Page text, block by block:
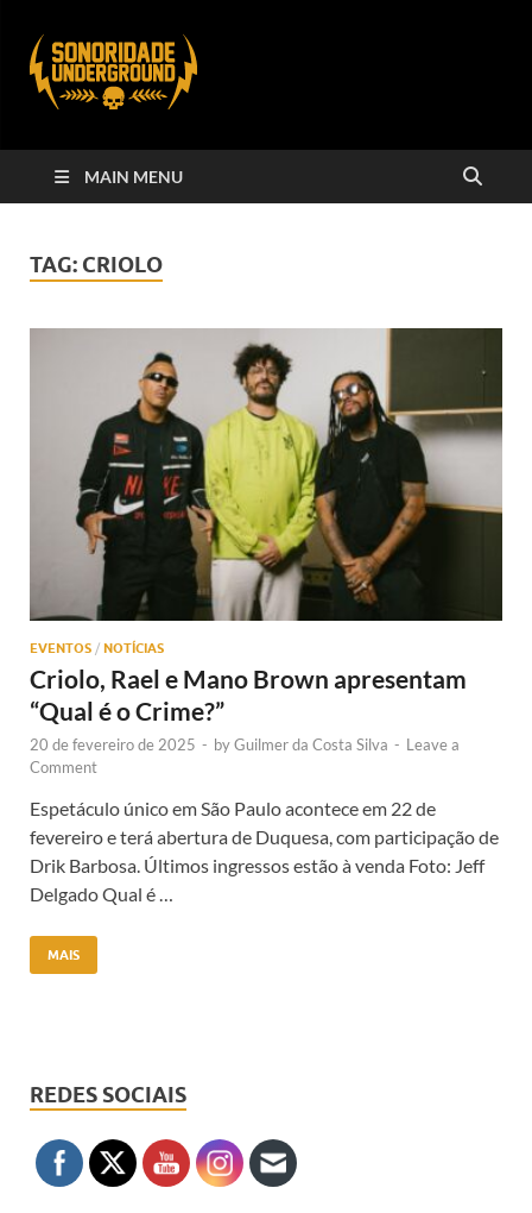
MAIN MENU
TAG: CRIOLO
EVENTOS / NOTÍCIAS
Criolo, Rael e Mano Brown apresentam
“Qual é o Crime?”
20 de fevereiro de 2025 - byGuilmer da Costa Silva - Leave a
Comment
Espetáculo único em São Paulo acontece em 22 de
fevereiro e terá abertura de Duquesa, com participação de
Drik Barbosa. Últimos ingressos estão à venda Foto: Jeff
Delgado Qual é …
MAIS
REDES SOCIAIS